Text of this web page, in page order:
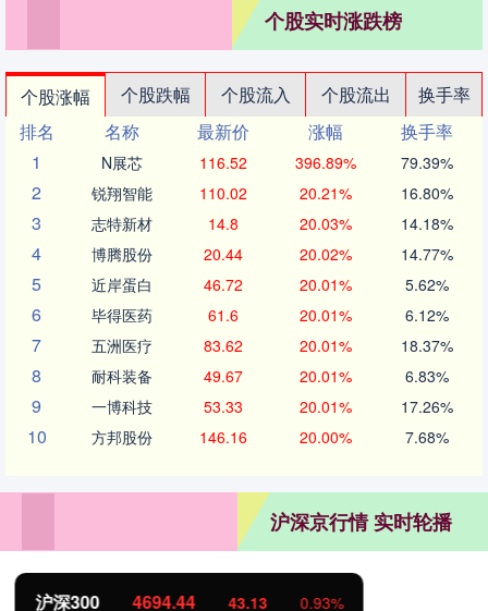
个股实时涨跌榜
个股涨幅 个股跌幅 个股流入 个股流出
换手率
排名
名称 最新价 涨幅
换手率
1
N展芯 116.52 396.89% 79.39%
2 锐翔智能 110.02 20.21% 16.80%
3 志特新材 14.8 20.03% 14.18%
4 博腾股份 20.44 20.02% 14.77%
5 近岸蛋白 46.72 20.01% 5.62%
6 毕得医药 61.6 20.01% 6.12%
7 五洲医疗 83.62 20.01% 18.37%
8 耐科装备 49.67 20.01% 6.83%
9 一博科技 53.33 20.01% 17.26%
10 方邦股份 146.16 20.00% 7.68%
沪深京行情 实时轮播
北证50 1134.24 11.37